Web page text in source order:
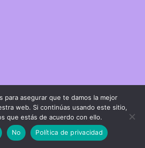
para asegurar que te damos la mejor
web. Si continúas usando este sitio,
que estás de acuerdo con ello.
No Política de privacidad